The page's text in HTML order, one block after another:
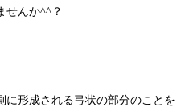
せんか^^？
に形成される弓状の部分のことを